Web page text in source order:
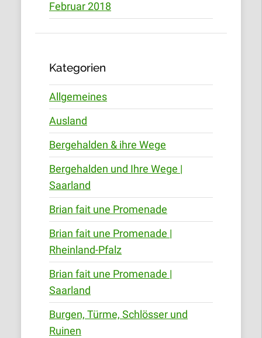
Februar 2018
Kategorien
Allgemeines
Ausland
Bergehalden & ihre Wege
Bergehalden und Ihre Wege |
Saarland
Brian fait une Promenade
Brian fait une Promenade |
Rheinland-Pfalz
Brian fait une Promenade |
Saarland
Burgen, Türme, Schlösser und
Ruinen